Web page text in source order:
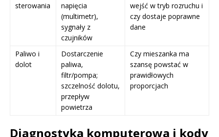
sterowania
napięcia
(multimetr),
sygnały z
czujników
wejść w tryb rozruchu i
czy dostaje poprawne
dane
Paliwo i
dolot
Dostarczenie
paliwa,
filtr/pompa;
szczelność dolotu,
przepływ
powietrza
Czy mieszanka ma
szansę powstać w
prawidłowych
proporcjach
Diagnostyka komputerowa i kody